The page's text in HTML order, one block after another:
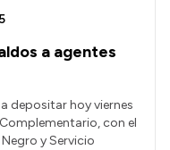
a agentes
depositar hoy viernes
con el
y Servicio